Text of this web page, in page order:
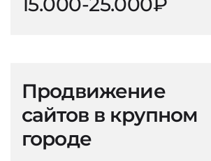
Продвижение
сайтов в крупном
городе